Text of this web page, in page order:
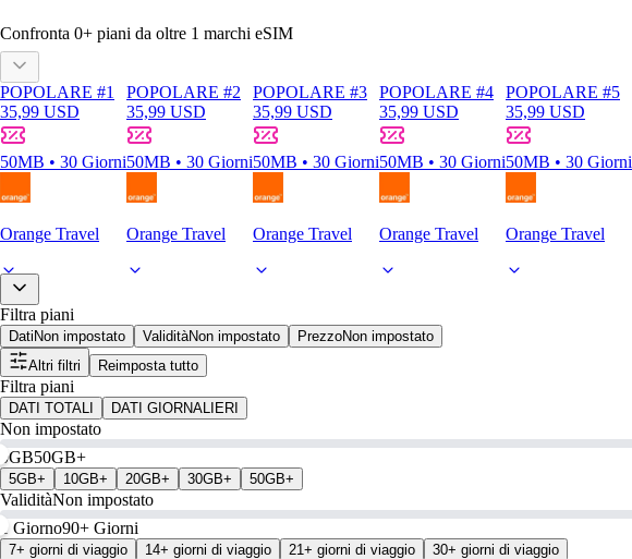
Confronta 0+ piani da oltre 1 marchi eSIM
POPOLARE #1
35,99 USD
50MB • 30 Giorni
Orange Travel
POPOLARE #2
35,99 USD
50MB • 30 Giorni
Orange Travel
POPOLARE #3
35,99 USD
50MB • 30 Giorni
Orange Travel
POPOLARE #4
35,99 USD
50MB • 30 Giorni
Orange Travel
POPOLARE #5
35,99 USD
50MB • 30 Giorni
Orange Travel
Filtra piani
Dati Non impostato ValiditàNon impostato PrezzoNon impostato
Altri filtri
Reimposta tutto
Filtra piani
DATI TOTALI DATI GIORNALIERI
Non impostato
0GB50GB+
5GB+ 10GB+ 20GB+ 30GB+ 50GB+
ValiditàNon impostato
1 Giorno90+ Giorni
7+ giorni di viaggio 14+ giorni di viaggio 21+ giorni di viaggio 30+ giorni di viaggio